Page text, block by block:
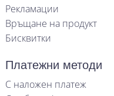
Рекламации
Връщане на продукт
Бисквитки
Платежни методи
С наложен платеж